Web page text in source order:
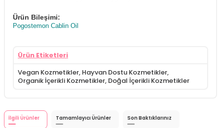
Ürün Bileşimi:
Pogostemon Cablin Oil
Ürün Etiketleri
Vegan Kozmetikler, Hayvan Dostu Kozmetikler,
Organik İçerikli Kozmetikler, Doğal İçerikli Kozmetikler
İlgili Ürünler Tamamlayıcı Ürünler Son Baktıklarınız